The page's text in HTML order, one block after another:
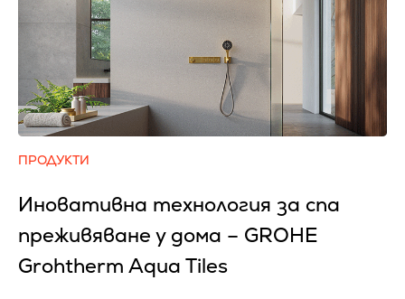
ПРОДУКТИ
Иновативна технология за спа
преживяване у дома – GROHE
Grohtherm Aqua Tiles